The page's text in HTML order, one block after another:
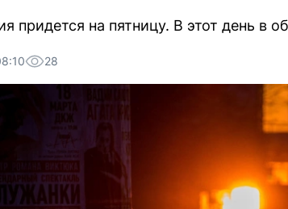
придется на пятницу. В этот день в
28